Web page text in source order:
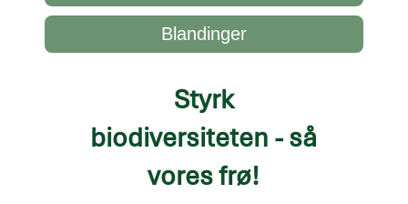
Blandinger
Styrk
biodiversiteten - så
vores frø!